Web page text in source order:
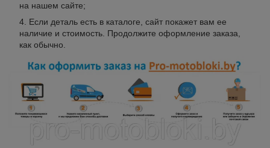
на нашем сайте;
Если деталь есть в каталоге, сайт покажет вам ее
наличие и стоимость. Продолжите оформление заказа,
как обычно.